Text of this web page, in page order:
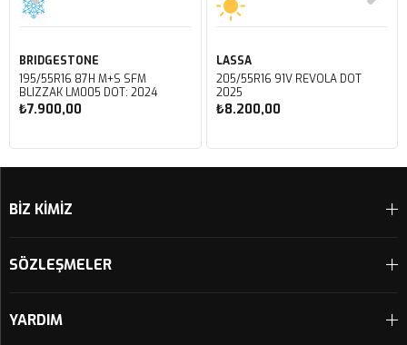
BRIDGESTONE
195/55R16 87H M+S SFM
BLIZZAK LM005 DOT: 2024
₺7.900,00
LASSA
205/55R16 91V REVOLA DOT
2025
₺8.200,00
BİZ KİMİZ
SÖZLEŞMELER
YARDIM